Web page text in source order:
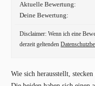
Aktuelle Bewertung:
Deine Bewertung:
Disclaimer: Wenn ich eine
derzeit geltenden
Wie sich herausstellt,